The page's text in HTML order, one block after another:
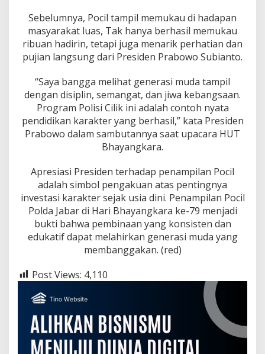
Sebelumnya, Pocil tampil memukau di hadapan
masyarakat luas, Tak hanya berhasil memukau
ribuan hadirin, tetapi juga menarik perhatian dan
pujian langsung dari Presiden Prabowo Subianto.
“Saya bangga melihat generasi muda tampil
dengan disiplin, semangat, dan jiwa kebangsaan.
Program Polisi Cilik ini adalah contoh nyata
pendidikan karakter yang berhasil,” kata Presiden
Prabowo dalam sambutannya saat upacara HUT
Bhayangkara.
Apresiasi Presiden terhadap penampilan Pocil
adalah simbol pengakuan atas pentingnya
investasi karakter sejak usia dini. Penampilan Pocil
Polda Jabar di Hari Bhayangkara ke-79 menjadi
bukti bahwa pembinaan yang konsisten dan
edukatif dapat melahirkan generasi muda yang
membanggakan. (red)
Post Views: 4,110